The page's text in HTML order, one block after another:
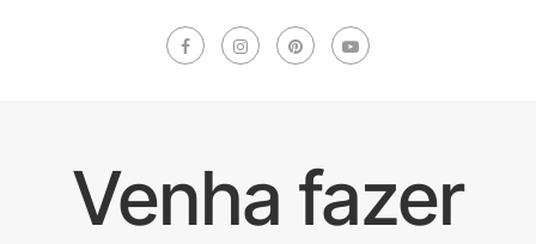
Venha fazer